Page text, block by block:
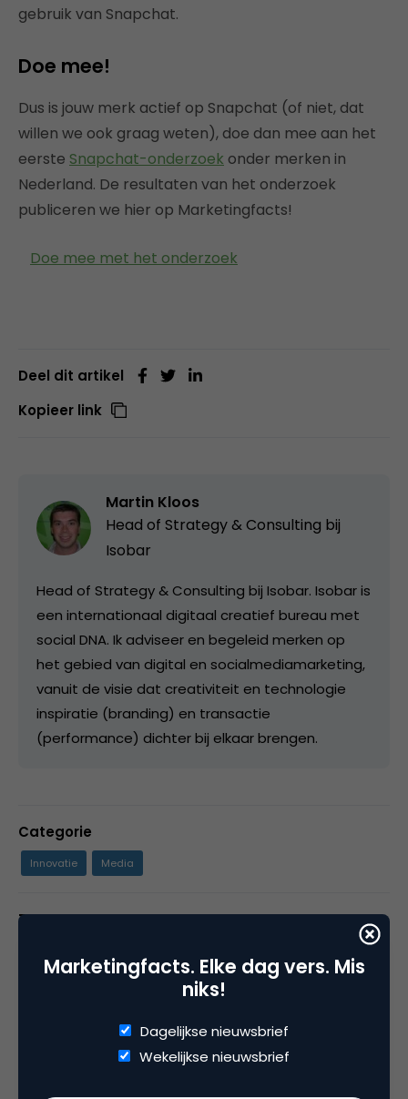
gebruik van Snapchat.
Doe mee!
Dus is jouw merk actief op Snapchat (of niet, dat
willen we ook graag weten), doe dan mee aan het
eerste Snapchat-onderzoek onder merken in
Nederland. De resultaten van het onderzoek
publiceren we hier op Marketingfacts!
Doe mee met het onderzoek
Deel dit artikel
Kopieer link
Martin Kloos
Head of Strategy & Consulting bij
Isobar
Head of Strategy & Consulting bij Isobar. Isobar is
een internationaal digitaal creatief bureau met
social DNA. Ik adviseer en begeleid merken op
het gebied van digital en socialmediamarketing,
vanuit de visie dat creativiteit en technologie
inspiratie (branding) en transactie
(performance) dichter bij elkaar brengen.
Categorie
Innovatie Media
Tags
Marketingfacts. Elke dag vers. Mis
niks!
Dagelijkse nieuwsbrief
Wekelijkse nieuwsbrief